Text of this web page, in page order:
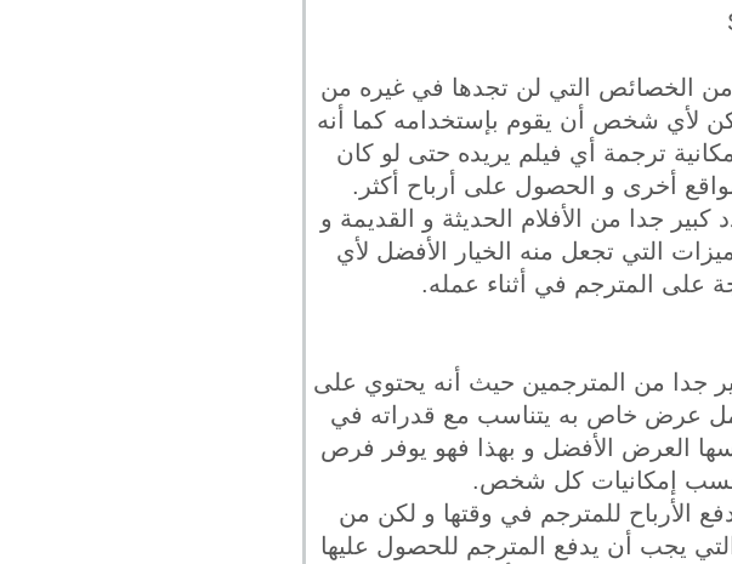
من الخصائص التي لن تجدها في غيره من
لأي شخص أن يقوم بإستخدامه كما أنه
ترجمة أي فيلم يريده حتى لو كان
أخرى و الحصول على أرباح أكثر.
جدا من الأفلام الحديثة و القديمة و
التي تجعل منه الخيار الأفضل لأي
على المترجم في أثناء عمله.
جدا من المترجمين حيث أنه يحتوي على
عرض خاص به يتناسب مع قدراته في
العرض الأفضل و بهذا فهو يوفر فرص
إمكانيات كل شخص.
الأرباح للمترجم في وقتها و لكن من
يجب أن يدفع المترجم للحصول عليها